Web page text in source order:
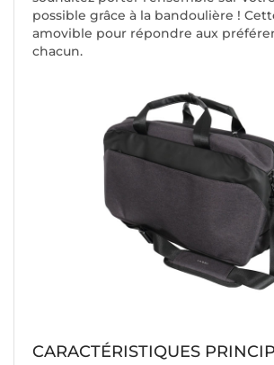
possible grâce à la bandoulière !
amovible pour répondre aux
chacun.
CARACTÉRISTIQUES